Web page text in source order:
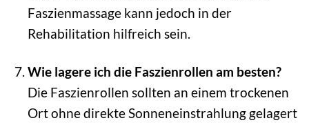
Faszienmassage kann jedoch in der
Rehabilitation hilfreich sein.
Wie lagere ich die Faszienrollen am besten?
Die Faszienrollen sollten an einem trockenen
Ort ohne direkte Sonneneinstrahlung gelagert